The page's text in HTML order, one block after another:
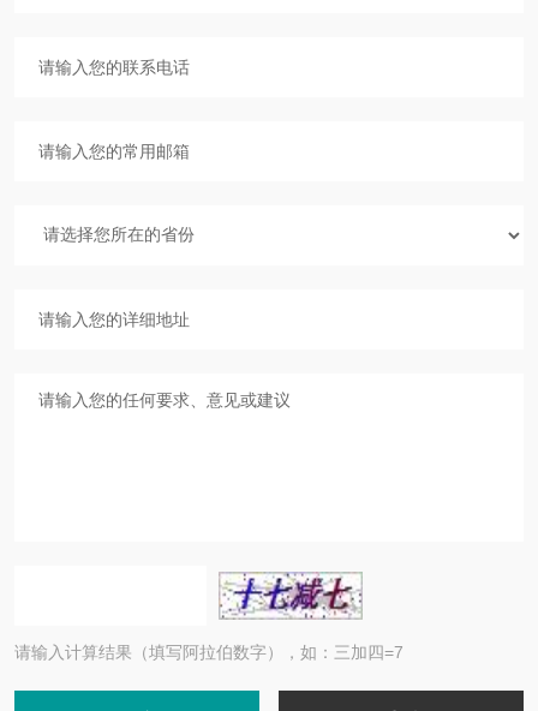
请输入计算结果（填写阿拉伯数字），如：三加四=7